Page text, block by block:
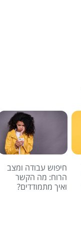
חיפוש עבודה ומצב
הרוח: מה הקשר
ואיך מתמודדים?